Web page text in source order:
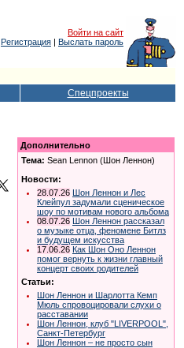
Войти на сайт
Регистрация | Выслать пароль
Спецпроекты
Дополнительно
Тема: Sean Lennon (Шон Леннон)
Новости:
28.07.26 Шон Леннон и Лес
Клейпул задумали сценическое
шоу по мотивам нового альбома
08.07.26 Шон Леннон рассказал
о музыке отца, феномене Битлз
и будущем искусства
17.06.26 Как Шон Оно Леннон
помог вернуть к жизни главный
концерт своих родителей
Статьи:
Шон Леннон и Шарлотта Кемп
Мюль спровоцировали слухи о
расставании
Шон Леннон, клуб "LIVERPOOL",
Санкт-Петербург
Шон Леннон – не просто сын